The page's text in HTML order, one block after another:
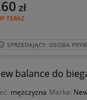
TERAZ
zł
SPRZEDAJĄCY: OSOBA
balance do
mężczyzna Marka: